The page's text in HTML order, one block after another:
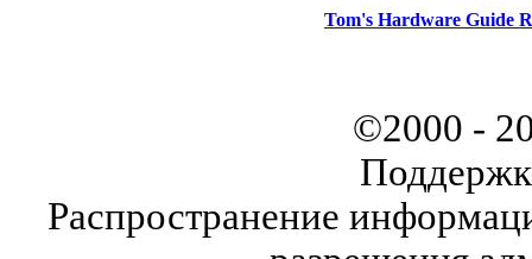
Tom's Hardware Guide
©2000 -
Распространение